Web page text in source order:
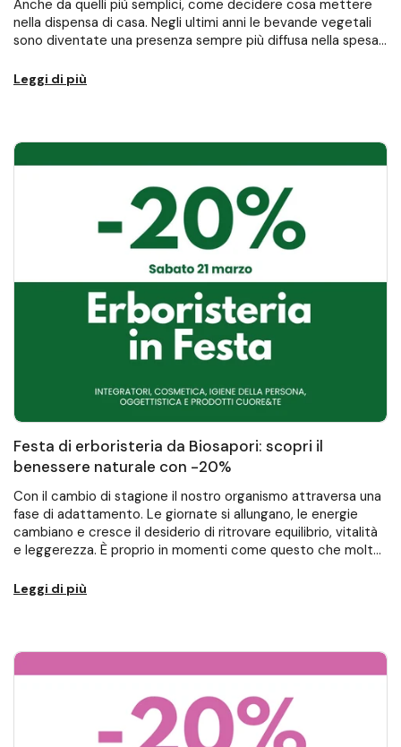
Anche da quelli più semplici, come decidere cosa mettere
nella dispensa di casa. Negli ultimi anni le bevande vegetali
sono diventate una presenza sempre più diffusa nella spesa
Leggi di più
Festa di erboristeria da Biosapori: scopri il
benessere naturale con -20%
Con il cambio di stagione il nostro organismo attraversa una
fase di adattamento. Le giornate si allungano, le energie
cambiano e cresce il desiderio di ritrovare equilibrio, vitalità
e leggerezza. È proprio in momenti come questo che molte
Leggi di più